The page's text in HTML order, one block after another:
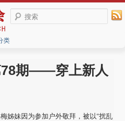
搜索
类
78期——穿上新人
姊妹因为参加户外敬拜，被以“扰乱